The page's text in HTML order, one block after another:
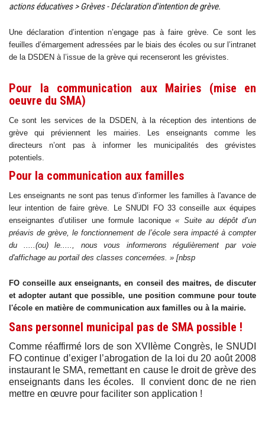
actions éducatives > Grèves - Déclaration d'intention de grève.
Une déclaration d’intention n’engage pas à faire grève. Ce sont les
feuilles d’émargement adressées par le biais des écoles ou sur l’intranet
de la DSDEN à l’issue de la grève qui recenseront les grévistes.
Pour la communication aux Mairies (mise en
oeuvre du SMA)
Ce sont les services de la DSDEN, à la réception des intentions de
grève qui préviennent les mairies. Les enseignants comme les
directeurs n’ont pas à informer les municipalités des grévistes
potentiels.
Pour la communication aux familles
Les enseignants ne sont pas tenus d’informer les familles à l'avance de
leur intention de faire grève. Le SNUDI FO 33 conseille aux équipes
enseignantes d’utiliser une formule laconique« Suite au dépôt d’un
préavis de grève, le fonctionnement de l’école sera impacté à compter
du .....(ou) le....., nous vous informerons régulièrement par voie
d'affichage au portail des classes concernées. » [nbsp
FO conseille aux enseignants, en conseil des maitres, de discuter
et adopter autant que possible, une position commune pour toute
l'école en matière de communication aux familles ou à la mairie.
Sans personnel municipal pas de SMA possible !
Comme réaffirmé lors de son XVIIème Congrès, le SNUDI
FO continue d’exiger l’abrogation de la loi du 20 août 2008
instaurant le SMA, remettant en cause le droit de grève des
enseignants dans les écoles. Il convient donc de ne rien
mettre en œuvre pour faciliter son application !